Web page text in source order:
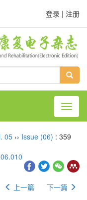
登录 | 注册
导航
05 ›› Issue (06) : 359
上一篇 下一篇